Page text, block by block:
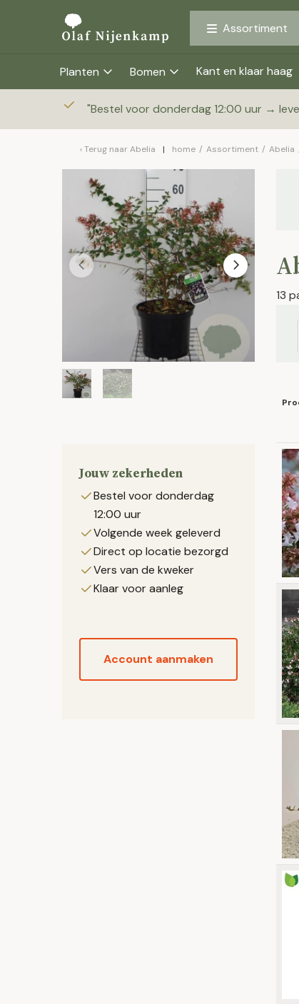
Assortiment
Planten Bomen Kant en klaar haag
"Bestel voor donderdag 12:00 uur →
Terug naar Abelia home / Assortiment / Abelia
Jouw zekerheden
Bestel voor donderdag
12:00 uur
Volgende week geleverd
Direct op locatie bezorgd
Vers van de kweker
Klaar voor aanleg
Account aanmaken
13